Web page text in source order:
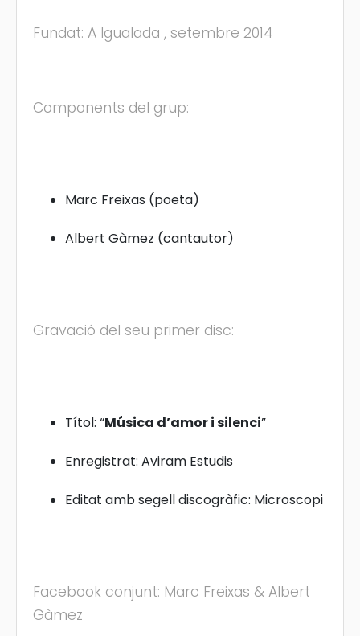
Fundat: A Igualada , setembre 2014
Components del grup:
Marc Freixas (poeta)
Albert Gàmez (cantautor)
Gravació del seu primer disc:
Títol: “Música d’amor i silenci”
Enregistrat: Aviram Estudis
Editat amb segell discogràfic: Microscopi
Facebook conjunt: Marc Freixas & Albert
Gàmez